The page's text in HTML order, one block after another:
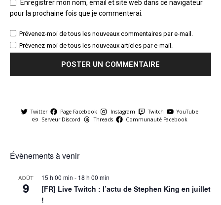
Enregistrer mon nom, email et site web dans ce navigateur
pour la prochaine fois que je commenterai.
Prévenez-moi de tous les nouveaux commentaires par e-mail.
Prévenez-moi de tous les nouveaux articles par e-mail.
Twitter Page Facebook Instagram Twitch
YouTube
Serveur Discord
Threads Communauté Facebook
Évènements à venir
AOÛT
9
15 h 00 min - 18 h 00 min
[FR] Live Twitch : l’actu de Stephen King en juillet
!